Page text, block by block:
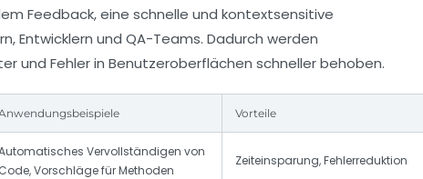
Feedback, eine schnelle und kontextsensitive
Entwicklern und QA-Teams. Dadurch werden
und Fehler in Benutzeroberflächen schneller behoben.
Vorteile
Vervollständigen von
Code, Vorschläge für Methoden
Zeiteinsparung, Fehlerreduktion